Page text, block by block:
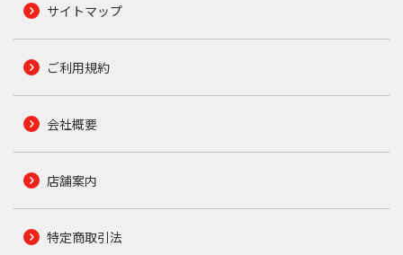
サイトマップ
ご利用規約
会社概要
店舗案内
特定商取引法